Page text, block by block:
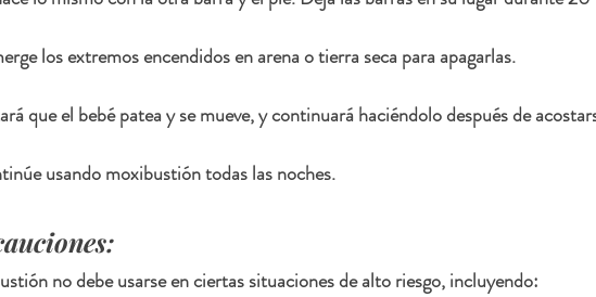
los extremos encendidos en arena o tierra seca para apagarlas.
que el bebé patea y se mueve, y continuará haciéndolo después de
usando moxibustión todas las noches.
no debe usarse en ciertas situaciones de alto riesgo, incluyendo: